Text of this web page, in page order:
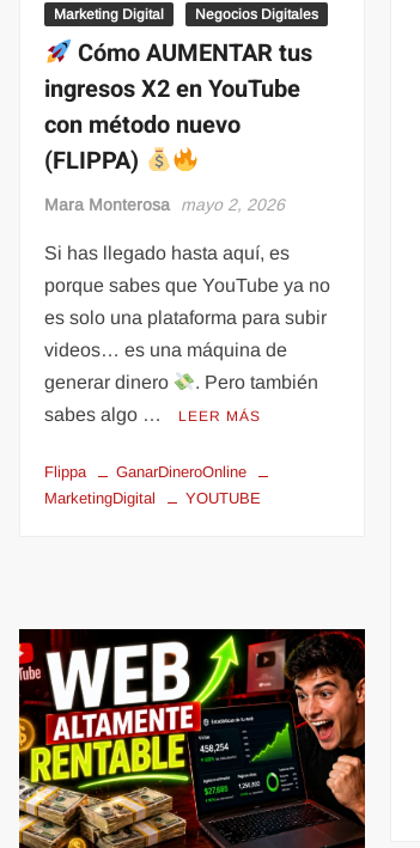
Marketing Digital Negocios Digitales
Cómo AUMENTAR tus
ingresos X2 en YouTube
con método nuevo
(FLIPPA)
Mara Monterosa mayo 2, 2026
Si has llegado hasta aquí, es
porque sabes que YouTube ya no
es solo una plataforma para subir
videos… es una máquina de
generar dinero
. Pero también
sabes algo …
LEER MÁS
Flippa
GanarDineroOnline
MarketingDigital
YOUTUBE